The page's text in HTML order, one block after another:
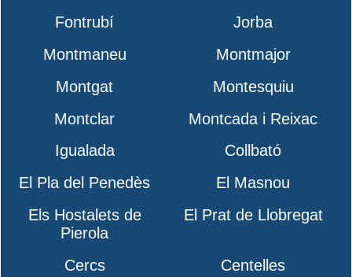
Fontrubí
Jorba
Montmaneu
Montmajor
Montgat
Montesquiu
Montclar
Montcada i Reixac
Igualada
Collbató
El Pla del Penedès
El Masnou
Els Hostalets de
Pierola
El Prat de Llobregat
Cercs
Centelles